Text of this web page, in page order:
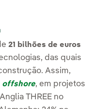
21 bilhões de euros
das quais
Assim,
offshore, em projetos
THREE no